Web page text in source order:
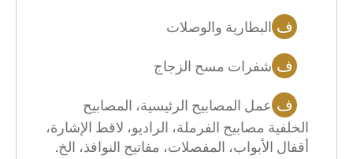
ف البطارية والوصلات
ف شفرات مسح الزجاج
ف عمل المصابيح الرئيسية، المصابيح
الخلفية مصابيح الفرملة، الراديو، لاقط الإشارة،
أقفال الأبواب، المفصلات، مفاتيح النوافذ، الخ.